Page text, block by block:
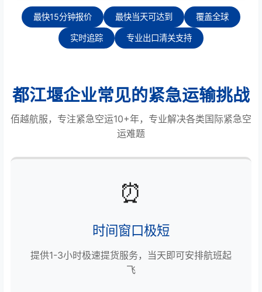
最快15分钟报价 最快当天可达到 覆盖全球
实时追踪 专业出口清关支持
都江堰企业常见的紧急运输挑战
佰越航服，专注紧急空运10+年，专业解决各类国际紧急空
运难题
⏰
时间窗口极短
提供1-3小时极速提货服务，当天即可安排航班起
飞